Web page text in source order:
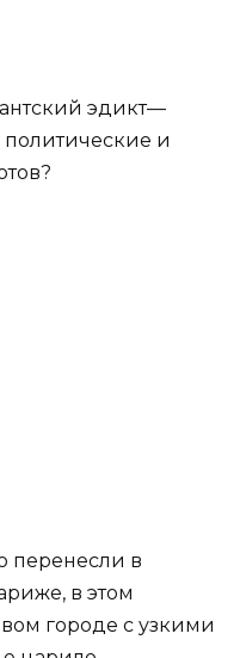
эдикт—
и
перенесли в
в этом
городе с узкими